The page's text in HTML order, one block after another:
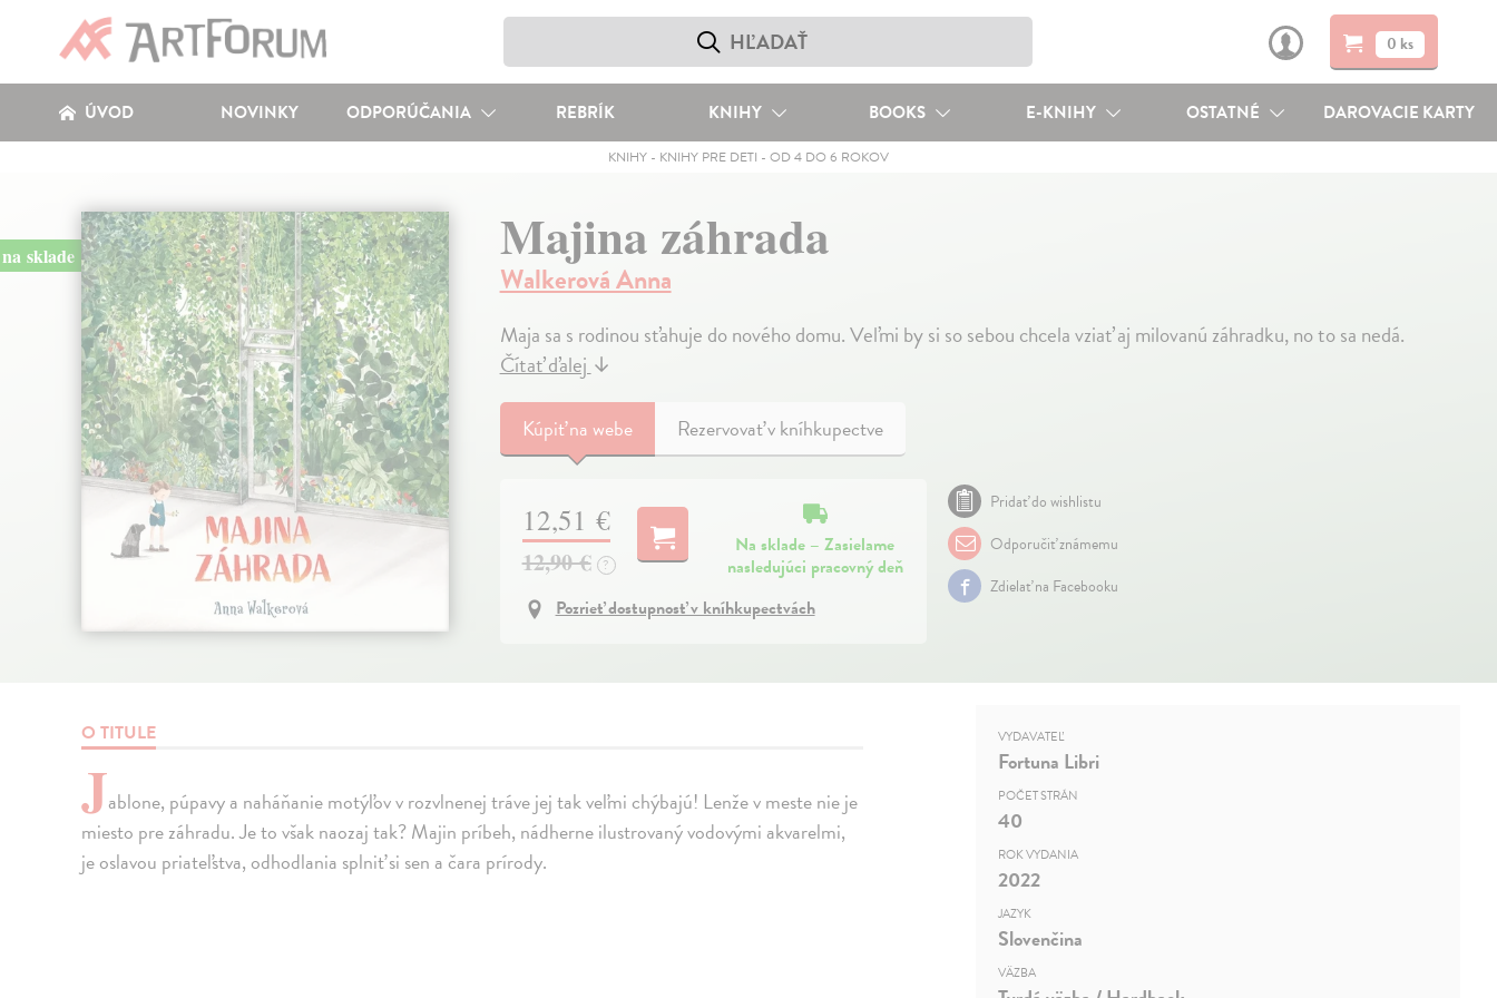
0 ks
ÚVOD NOVINKY ODPORÚČANIA REBRÍK KNIHY BOOKS E-KNIHY OSTATNÉ DAROVACIE KARTY
KNIHY- KNIHY PRE DETI - OD 4 DO 6 ROKOV
na sklade Majina záhrada
Walkerová Anna
Maja sa s rodinou sťahuje do nového domu. Veľmi by si so sebou chcela vziať aj milovanú záhradku, no to sa nedá.
Čítať ďalej↓
Kúpiťna webe Rezervovať v kníhkupectve
12,51 €
12,90 € ?
Na sklade – Zasielame
nasledujúci pracovný deň
Pozrieť dostupnosť v kníhkupectvách
Pridať do wishlistu
Odporučiť známemu
Zdielať na Facebooku
O TITULE
Jablone, púpavy a naháňanie motýľov v rozvlnenej tráve jej tak veľmi chýbajú! Lenže v meste nie je
miesto pre záhradu. Je to však naozaj tak? Majin príbeh, nádherne ilustrovaný vodovými akvarelmi,
je oslavou priateľstva, odhodlania splniť si sen a čara prírody.
VYDAVATEĽ
Fortuna Libri
POČET STRÁN
40
ROK VYDANIA
2022
JAZYK
Slovenčina
VÄZBA